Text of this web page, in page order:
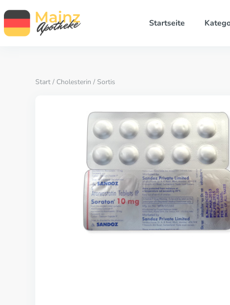
Startseite
Start / Cholesterin / Sortis